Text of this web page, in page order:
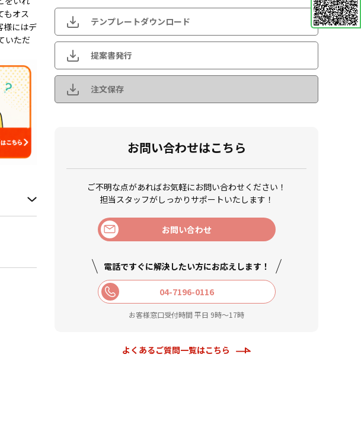
もオス
様にはデ
いただ
テンプレートダウンロード
提案書発行
注文保存
お問い合わせはこちら
ご不明な点があればお気軽にお問い合わせください！
担当スタッフがしっかりサポートいたします！
お問い合わせ
電話ですぐに解決したい方にお応えします！
04-7196-0116
お客様窓口受付時間 平日 9時〜17時
よくあるご質問一覧はこちら